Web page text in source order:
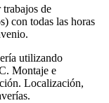
de
con todas las horas
utilizando
Montaje e
Localización,